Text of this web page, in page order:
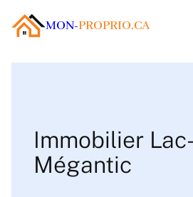
MON-PROPRIO.CA
Immobilier Lac-
Mégantic